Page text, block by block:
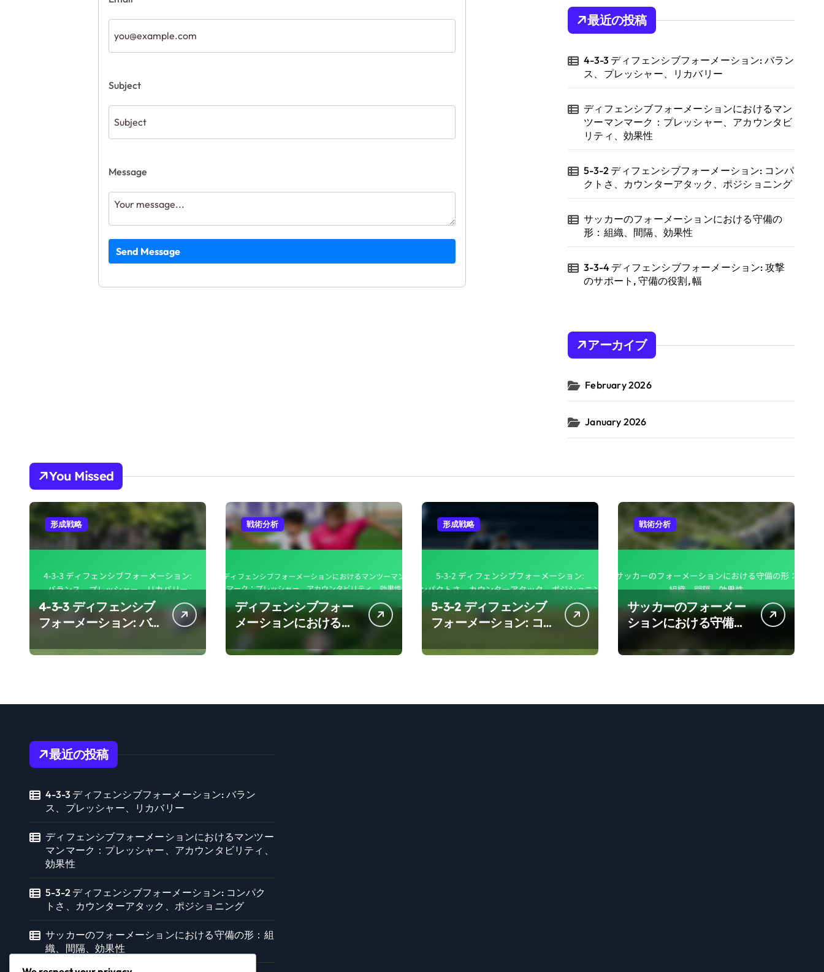
Subject
Message
Send Message
最近の投稿
4-3-3 ディフェンシブフォーメーション: バラン
ス、プレッシャー、リカバリー
ディフェンシブフォーメーションにおけるマン
ツーマンマーク：プレッシャー、アカウンタビ
リティ、効果性
5-3-2 ディフェンシブフォーメーション: コンパ
クトさ、カウンターアタック、ポジショニング
サッカーのフォーメーションにおける守備の
形：組織、間隔、効果性
3-3-4 ディフェンシブフォーメーション: 攻撃
のサポート, 守備の役割, 幅
アーカイブ
February 2026
January 2026
You Missed
形成戦略
4-3-3 ディフェンシブ
フォーメーション: バ
ー、リカバリー
戦術分析
ディフェンシブフォー
メーションにおけるマ
ンツーマンマーク：プ
レッシャー、アカウン
形成戦略
5-3-2 ディフェンシブ
フォーメーション: コ
ーアタック、ポジショ
戦術分析
サッカーのフォーメー
ションにおける守備の
性
最近の投稿
4-3-3 ディフェンシブフォーメーション: バラン
ス、プレッシャー、リカバリー
ディフェンシブフォーメーションにおけるマンツー
マンマーク：プレッシャー、アカウンタビリティ、
効果性
5-3-2 ディフェンシブフォーメーション: コンパク
トさ、カウンターアタック、ポジショニング
サッカーのフォーメーションにおける守備の形：組
織、間隔、効果性